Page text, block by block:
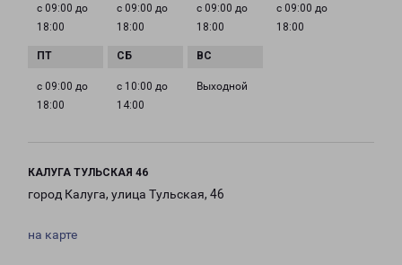
с 09:00 до
18:00
с 09:00 до
18:00
с 09:00 до
18:00
с 09:00 до
18:00
с 09:00 до
18:00
с 10:00 до
14:00
Выходной
КАЛУГА ТУЛЬСКАЯ 46
город Калуга, улица Тульская, 46
на карте